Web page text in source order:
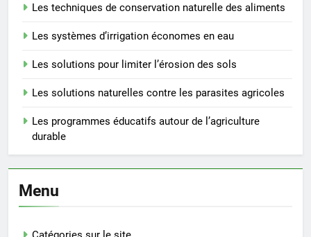
Les techniques de conservation naturelle des aliments
Les systèmes d’irrigation économes en eau
Les solutions pour limiter l’érosion des sols
Les solutions naturelles contre les parasites agricoles
Les programmes éducatifs autour de l’agriculture
durable
Menu